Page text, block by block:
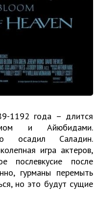
1192 года – длится
и Айюбидами.
осадил Саладин.
игра актеров,
послевкусие после
гурманы перемыть
но это будут сущие